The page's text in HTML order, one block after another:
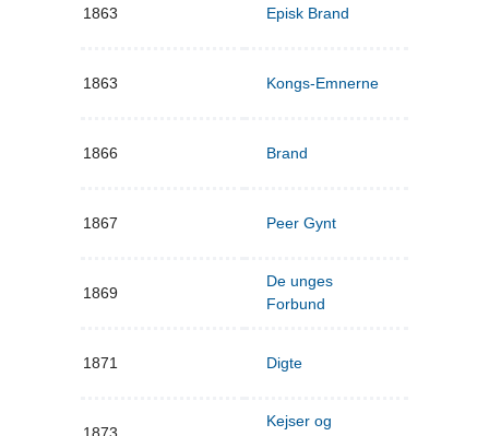
1863 Episk Brand
1863 Kongs-Emnerne
1866 Brand
1867 Peer Gynt
1869
De unges
Forbund
1871 Digte
1873
Kejser og